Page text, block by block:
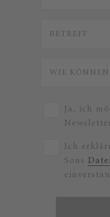
Ja, ich
Ich
Sons